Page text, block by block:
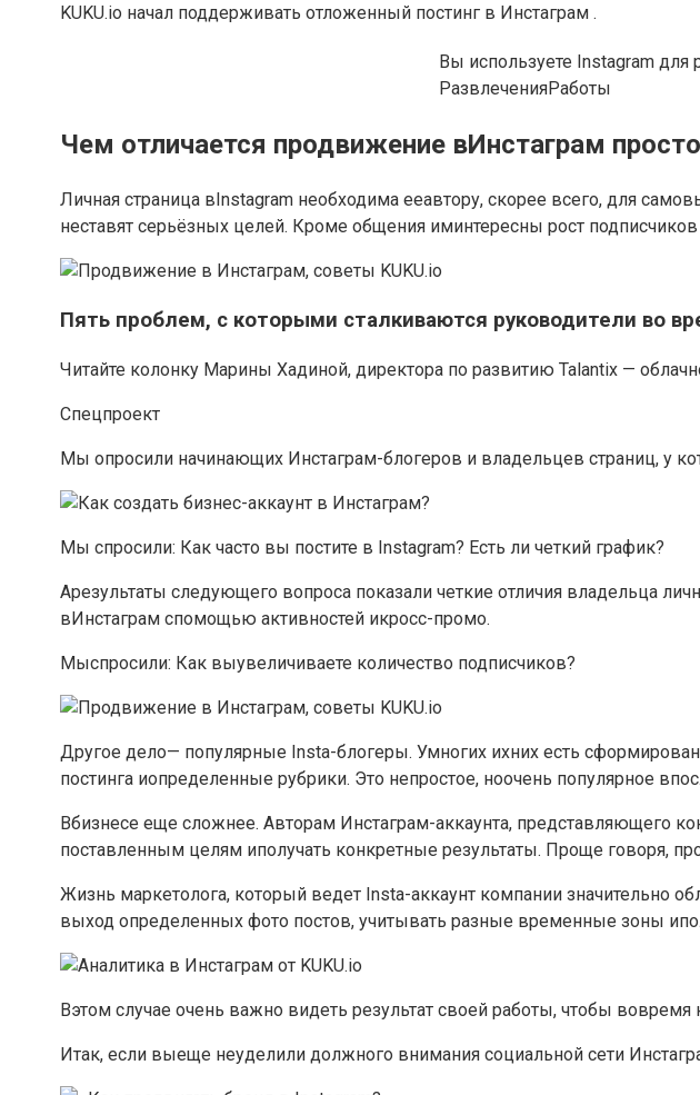
KUKU.io начал поддерживать отложенный постинг в Инстаграм .
Вы используете Instagram для
РазвлеченияРаботы
Чем отличается продвижение вИнстаграм
Личная страница вInstagram необходима ееавтору, скорее всего, для
неставят серьёзных целей. Кроме общения иминтересны рост
Пять проблем, с которыми сталкиваются руководители во
Читайте колонку Марины Хадиной, директора по развитию Talantix —
Спецпроект
Мы опросили начинающих Инстаграм-блогеров и владельцев страниц, у
Мы спросили: Как часто вы постите в Instagram? Есть ли четкий график?
Арезультаты следующего вопроса показали четкие отличия владельца
вИнстаграм спомощью активностей икросс-промо.
Мыспросили: Как выувеличиваете количество подписчиков?
Другое дело— популярные Insta-блогеры. Умногих ихних есть
постинга иопределенные рубрики. Это непростое, ноочень популярное
Вбизнесе еще сложнее. Авторам Инстаграм-аккаунта, представляющего
поставленным целям иполучать конкретные результаты. Проще говоря,
Жизнь маркетолога, который ведет Insta-аккаунт компании значительно
выход определенных фото постов, учитывать разные временные зоны
Вэтом случае очень важно видеть результат своей работы, чтобы
Итак, если выеще неуделили должного внимания социальной сети